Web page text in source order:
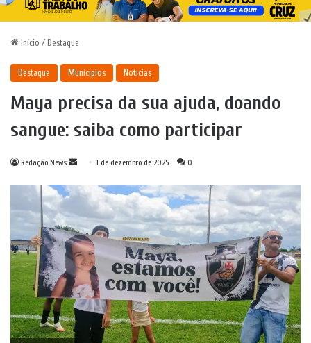
Início / Destaque
Destaque Municípios Notícias
Maya precisa da sua ajuda, doando
sangue: saiba como participar
Redação News
Mande
e-
1 de dezembro de 2025 0